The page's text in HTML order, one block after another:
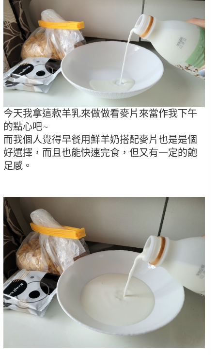
今天我拿這款羊乳來做做看麥片來當作我下午
的點心吧~
而我個人覺得早餐用鮮羊奶搭配麥片也是是個
好選擇，而且也能快速完食，但又有一定的飽
足感。